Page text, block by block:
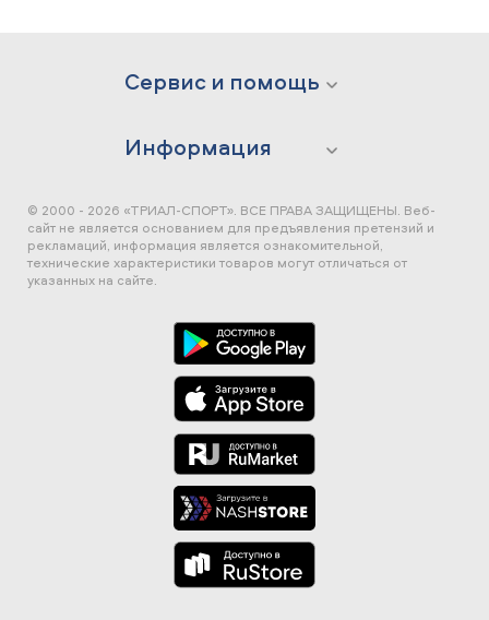
Сервис и помощь
Информация
© 2000 - 2026 «ТРИАЛ-СПОРТ». ВСЕ ПРАВА ЗАЩИЩЕНЫ. Веб-
сайт не является основанием для предъявления претензий и
рекламаций, информация является ознакомительной,
технические характеристики товаров могут отличаться от
указанных на сайте.